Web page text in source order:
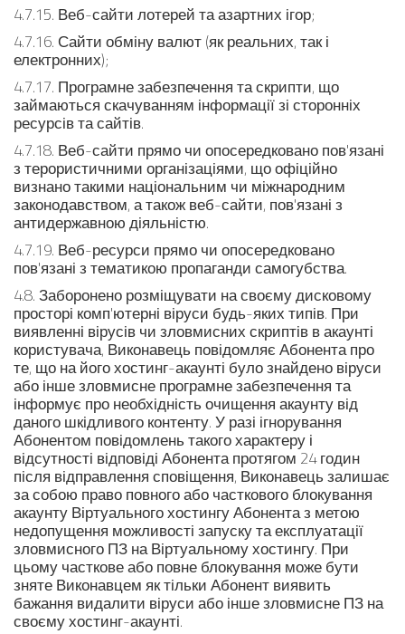
4.7.15. Веб-сайти лотерей та азартних ігор;
4.7.16. Сайти обміну валют (як реальних, так і
електронних);
4.7.17. Програмне забезпечення та скрипти, що
займаються скачуванням інформації зі сторонніх
ресурсів та сайтів.
4.7.18. Веб-сайти прямо чи опосередковано пов'язані
з терористичними організаціями, що офіційно
визнано такими національним чи міжнародним
законодавством, а також веб-сайти, пов'язані з
антидержавною діяльністю.
4.7.19. Веб-ресурси прямо чи опосередковано
пов'язані з тематикою пропаганди самогубства.
4.8. Заборонено розміщувати на своєму дисковому
просторі комп'ютерні віруси будь-яких типів. При
виявленні вірусів чи зловмисних скриптів в акаунті
користувача, Виконавець повідомляє Абонента про
те, що на його хостинг-акаунті було знайдено віруси
або інше зловмисне програмне забезпечення та
інформує про необхідність очищення акаунту від
даного шкідливого контенту. У разі ігнорування
Абонентом повідомлень такого характеру і
відсутності відповіді Абонента протягом 24 годин
після відправлення сповіщення, Виконавець залишає
за собою право повного або часткового блокування
акаунту Віртуального хостингу Абонента з метою
недопущення можливості запуску та експлуатації
зловмисного ПЗ на Віртуальному хостингу. При
цьому часткове або повне блокування може бути
зняте Виконавцем як тільки Абонент виявить
бажання видалити віруси або інше зловмисне ПЗ на
своєму хостинг-акаунті.